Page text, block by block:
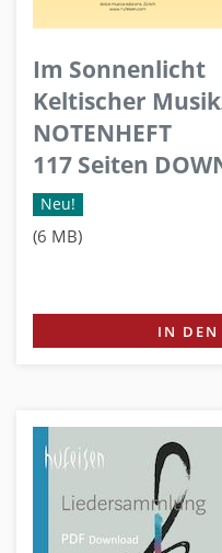
Im Sonnenlicht
Keltischer
NOTENHEFT
117 Seiten
Neu!
(6 MB)
IN DEN